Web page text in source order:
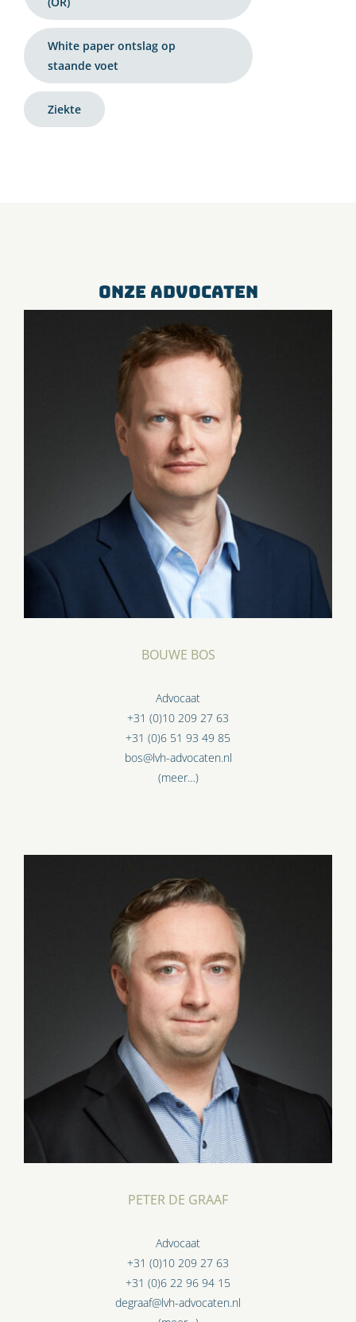
White paper ontslag op
staande voet
Ziekte
ONZE ADVOCATEN
BOUWE BOS
Advocaat
+31 (0)10 209 27 63
+31 (0)6 51 93 49 85
bos@lvh-advocaten.nl
(meer…)
PETER DE GRAAF
Advocaat
+31 (0)10 209 27 63
+31 (0)6 22 96 94 15
degraaf@lvh-advocaten.nl